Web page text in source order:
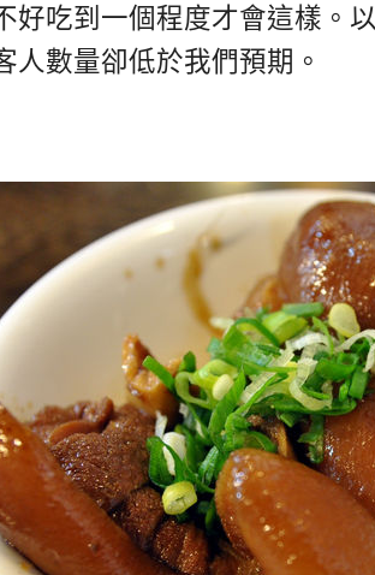
好吃到一個程度才會這樣。
人數量卻低於我們預期。